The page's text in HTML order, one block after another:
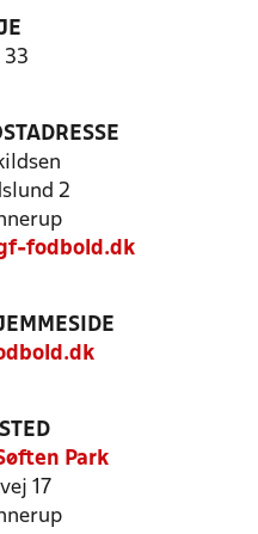
33
2
fodbold.dk
Park
17